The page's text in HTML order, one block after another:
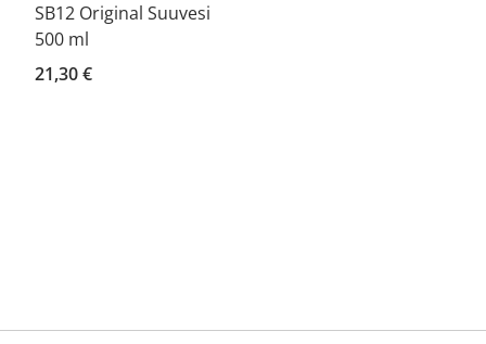
SB12 Original Suuvesi
500 ml
21,30 €